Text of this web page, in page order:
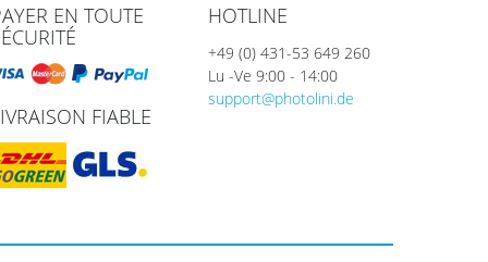
EN TOUTE
FIABLE
HOTLINE
+49 (0) 431-53 649 260
Lu -Ve 9:00 - 14:00
support@photolini.de